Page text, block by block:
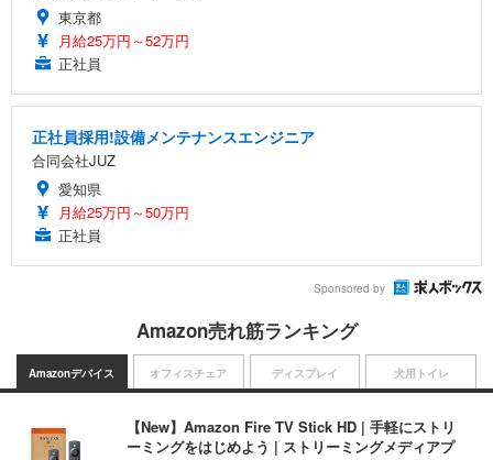
東京都
月給25万円～52万円
正社員
正社員採用!設備メンテナンスエンジニア
合同会社JUZ
愛知県
月給25万円～50万円
正社員
Sponsored by
Amazon売れ筋ランキング
Amazonデバイス
【New】Amazon Fire TV Stick HD | 手軽にストリ
ーミングをはじめよう | ストリーミングメディアプ
オフィスチェア ディスプレイ 犬用トイレ